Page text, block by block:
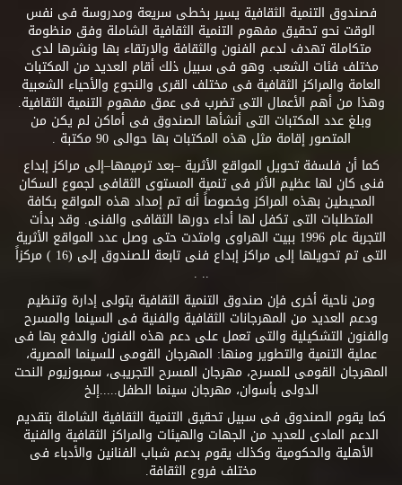
فصندوق التنمية الثقافية يسير بخطى سريعة ومدروسة فى نفس
الوقت نحو تحقيق مفهوم التنمية الثقافية الشاملة وفق منظومة
متكاملة تهدف لدعم الفنون والثقافة والارتقاء بها ونشرها لدى
مختلف فئات الشعب. وهو فى سبيل ذلك أقام العديد من المكتبات
العامة والمراكز الثقافية فى مختلف القرى والنجوع والأحياء الشعبية
وهذا من أهم الأعمال التى تضرب فى عمق مفهوم التنمية الثقافية.
وبلغ عدد المكتبات التى أنشأها الصندوق فى أماكن لم يكن من
المتصور إقامة مثل هذه المكتبات بها حوالى 90 مكتبة .
كما أن فلسفة تحويل المواقع الأثرية –بعد ترميمها–إلى مراكز إبداع
فنى كان لها عظيم الأثر فى تنمية المستوى الثقافى لجموع السكان
المحيطين بهذه المراكز وخصوصاً أنه تم إمداد هذه المواقع بكافة
المتطلبات التى تكفل لها أداء دورها الثقافى والفنى. وقد بدأت
التجربة عام 1996 ببيت الهراوى وامتدت حتى وصل عدد المواقع الأثرية
التى تم تحويلها إلى مراكز إبداع فنى تابعة للصندوق إلى (16 ) مركزاً
.. .
ومن ناحية أخرى فإن صندوق التنمية الثقافية يتولى إدارة وتنظيم
ودعم العديد من المهرجانات الثقافية والفنية فى السينما والمسرح
والفنون التشكيلية والتى تعمل على دعم هذه الفنون والدفع بها فى
عملية التنمية والتطوير ومنها: المهرجان القومى للسينما المصرية،
المهرجان القومى للمسرح، مهرجان المسرح التجريبى، سمبوزيوم النحت
الدولى بأسوان، مهرجان سينما الطفل.....إلخ
كما يقوم الصندوق فى سبيل تحقيق التنمية الثقافية الشاملة بتقديم
الدعم المادى للعديد من الجهات والهيئات والمراكز الثقافية والفنية
الأهلية والحكومية وكذلك يقوم بدعم شباب الفنانين والأدباء فى
مختلف فروع الثقافة.